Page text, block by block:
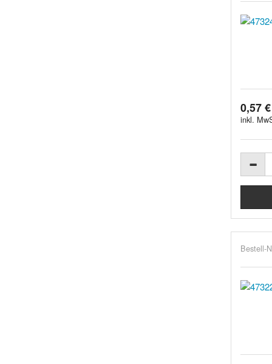
0,57 €
inkl.
Bestell-